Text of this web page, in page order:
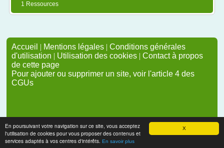
X
En poursuivant votre navigation sur ce site, vous acceptez
l'utilisation de cookies pour vous proposer des contenus et
services adaptés à vos centres d'intérêts. En savoir plus
1 Ressources
Accueil | Mentions légales | Conditions générales
d'utilisation | Utilisation des cookies | Contact à propos
de cette page
Pour ajouter ou supprimer un site, voir l'article 4 des
CGUs